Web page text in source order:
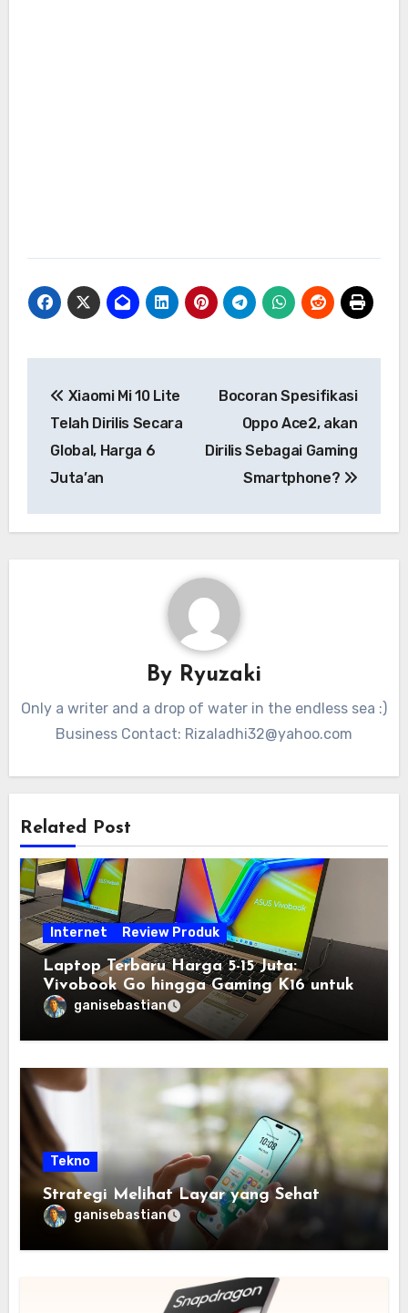
pos
Xiaomi Mi 10 Lite
Telah Dirilis Secara
Global, Harga 6
Juta’an
Bocoran Spesifikasi
Oppo Ace2, akan
Dirilis Sebagai Gaming
Smartphone?
By Ryuzaki
Only a writer and a drop of water in the endless sea :)
Business Contact: Rizaladhi32@yahoo.com
Related Post
Internet Review Produk
Laptop Terbaru Harga 5-15 Juta:
Vivobook Go hingga Gaming K16 untuk
Semua Budget
ganisebastian
Tekno
Strategi Melihat Layar yang Sehat
ganisebastian